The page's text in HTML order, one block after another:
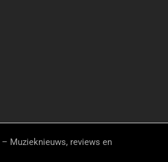
– Muzieknieuws, reviews en